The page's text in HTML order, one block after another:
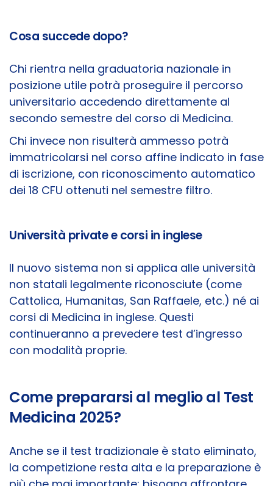
Cosa succede dopo?
Chi rientra nella graduatoria nazionale in
posizione utile potrà proseguire il percorso
universitario accedendo direttamente al
secondo semestre del corso di Medicina.
Chi invece non risulterà ammesso potrà
immatricolarsi nel corso affine indicato in fase
di iscrizione, con riconoscimento automatico
dei 18 CFU ottenuti nel semestre filtro.
Università private e corsi in inglese
Il nuovo sistema non si applica alle università
non statali legalmente riconosciute (come
Cattolica, Humanitas, San Raffaele, etc.) né ai
corsi di Medicina in inglese. Questi
continueranno a prevedere test d’ingresso
con modalità proprie.
Come prepararsi al meglio al Test
Medicina 2025?
Anche se il test tradizionale è stato eliminato,
la competizione resta alta e la preparazione è